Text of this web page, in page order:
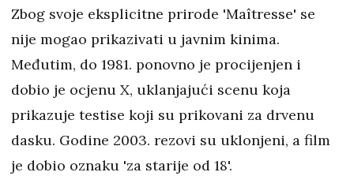
Zbog svoje eksplicitne prirode 'Maîtresse' se
nije mogao prikazivati u javnim kinima.
Međutim, do 1981. ponovno je procijenjen i
dobio je ocjenu X, uklanjajući scenu koja
prikazuje testise koji su prikovani za drvenu
dasku. Godine 2003. rezovi su uklonjeni, a film
je dobio oznaku 'za starije od 18'.